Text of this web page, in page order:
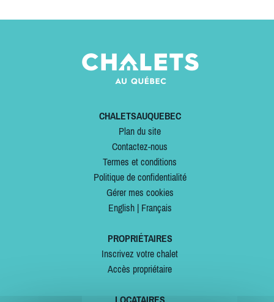
CHALETSAUQUEBEC
Plan du site
Contactez-nous
Termes et conditions
Politique de confidentialité
Gérer mes cookies
English| Français
PROPRIÉTAIRES
Inscrivez votre chalet
Accès propriétaire
LOCATAIRES